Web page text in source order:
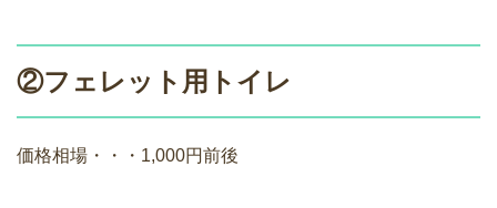
②フェレット用トイレ
価格相場・・・1,000円前後